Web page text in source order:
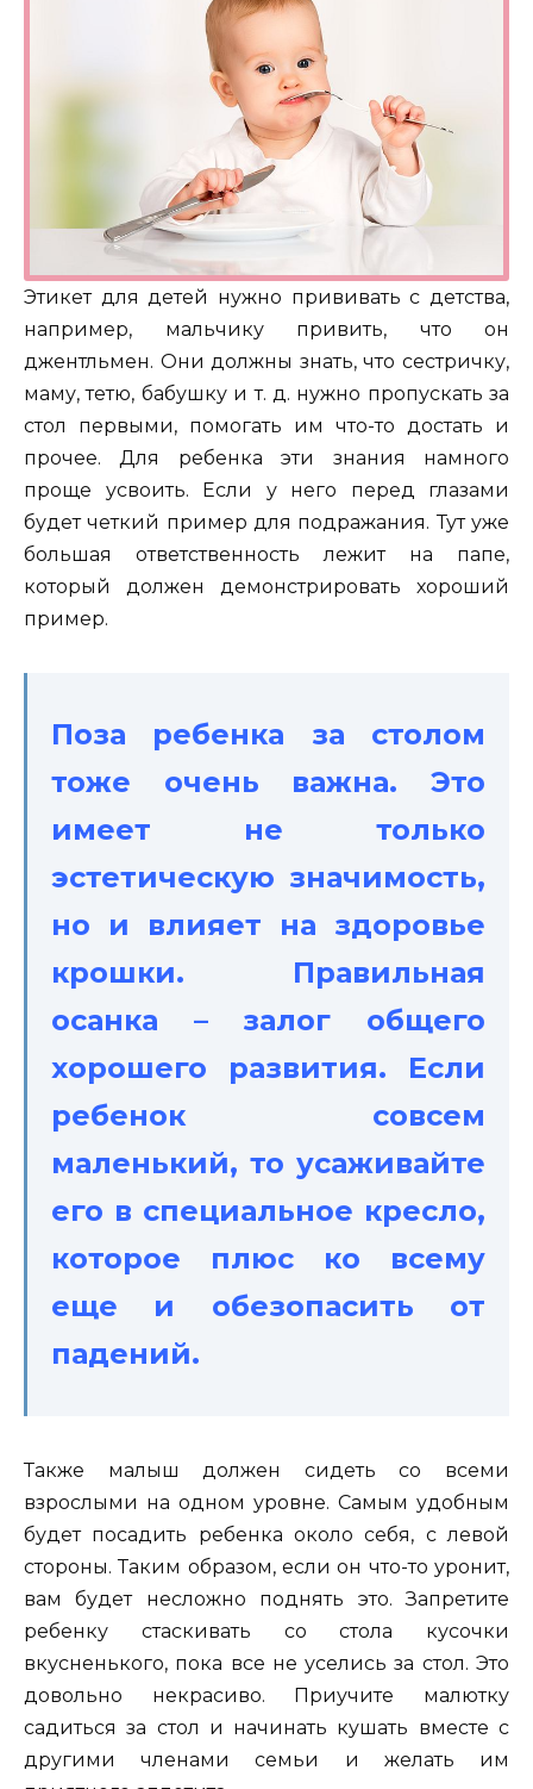
Этикет для детей нужно прививать с детства,
например, мальчику привить, что он
джентльмен. Они должны знать, что сестричку,
маму, тетю, бабушку и т. д. нужно пропускать за
стол первыми, помогать им что-то достать и
прочее. Для ребенка эти знания намного
проще усвоить. Если у него перед глазами
будет четкий пример для подражания. Тут уже
большая ответственность лежит на папе,
который должен демонстрировать хороший
пример.
Поза ребенка за столом
тоже очень важна. Это
имеет не только
эстетическую значимость,
но и влияет на здоровье
крошки. Правильная
осанка – залог общего
хорошего развития. Если
ребенок совсем
маленький, то усаживайте
его в специальное кресло,
которое плюс ко всему
еще и обезопасить от
падений.
Также малыш должен сидеть со всеми
взрослыми на одном уровне. Самым удобным
будет посадить ребенка около себя, с левой
стороны. Таким образом, если он что-то уронит,
вам будет несложно поднять это. Запретите
ребенку стаскивать со стола кусочки
вкусненького, пока все не уселись за стол. Это
довольно некрасиво. Приучите малютку
садиться за стол и начинать кушать вместе с
другими членами семьи и желать им